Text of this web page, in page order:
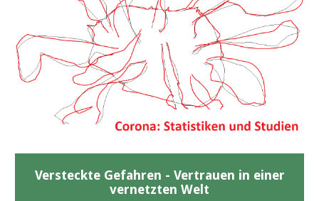
Versteckte Gefahren - Vertrauen in einer
vernetzten Welt